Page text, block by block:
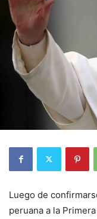
Luego de
peruana a la